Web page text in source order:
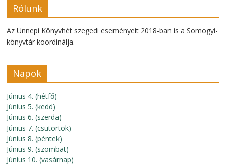
Rólunk
Az Ünnepi Könyvhét szegedi eseményeit 2018-ban is a Somogyi-
könyvtár koordinálja.
Napok
Június 4. (hétfő)
Június 5. (kedd)
Június 6. (szerda)
Június 7. (csütörtök)
Június 8. (péntek)
Június 9. (szombat)
Június 10. (vasárnap)